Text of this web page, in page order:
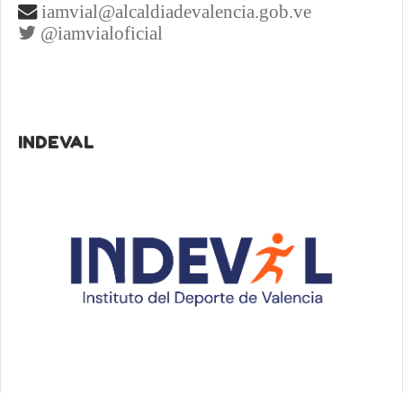
iamvial@alcaldiadevalencia.gob.ve
@iamvialoficial
INDEVAL